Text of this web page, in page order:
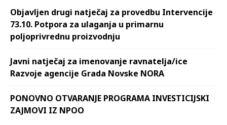
Objavljen drugi natječaj za provedbu Intervencije
73.10. Potpora za ulaganja u primarnu
poljoprivrednu proizvodnju
Javni natječaj za imenovanje ravnatelja/ice
Razvoje agencije Grada Novske NORA
PONOVNO OTVARANJE PROGRAMA INVESTICIJSKI
ZAJMOVI IZ NPOO